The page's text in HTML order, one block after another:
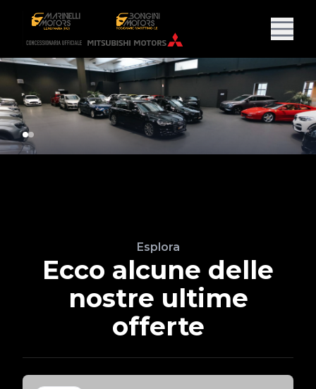
Esplora
Ecco alcune delle
nostre ultime
offerte